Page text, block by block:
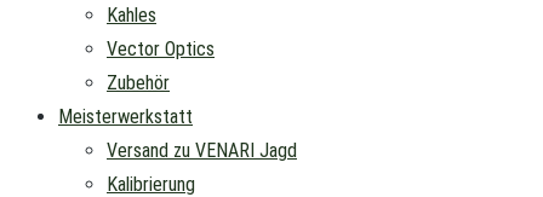
Kahles
Vector Optics
Zubehör
Meisterwerkstatt
Versand zu VENARI Jagd
Kalibrierung